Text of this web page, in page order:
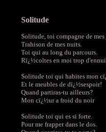
Solitude
Solitude, toi compagne de mes
Trahison de mes nuits.
Toi qui au long du parcours.
Rï¿½coltes en moi trop
Solitude toi qui habites mon
Et le meubles de dï¿½sespoir!
Quand partiras-tu ailleurs?
Mon cï¿½ur a froid du noir
Solitude toi qui es si forte.
Pour me frapper dans le dos.